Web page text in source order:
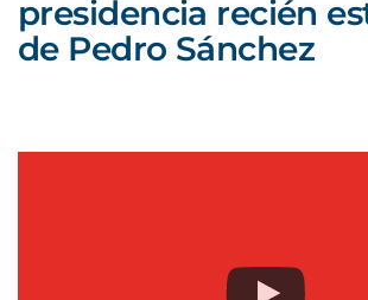
presidencia recién
de Pedro Sánchez